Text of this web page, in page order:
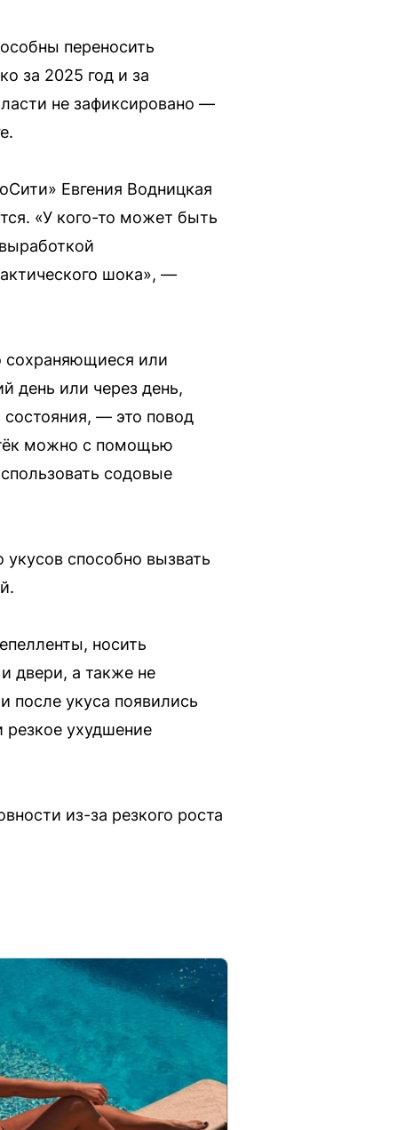
переносить
за 2025 год и за
не зафиксировано —
Евгения Водницкая
«У кого-то может быть
шока», —
сохраняющиеся или
день или через день,
состояния, — это повод
можно с помощью
содовые
способно вызвать
носить
двери, а также не
после укуса появились
резкое ухудшение
из-за резкого роста